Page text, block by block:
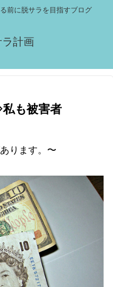
前に脱サラを目指すブログ
計画
も被害者
ります。〜